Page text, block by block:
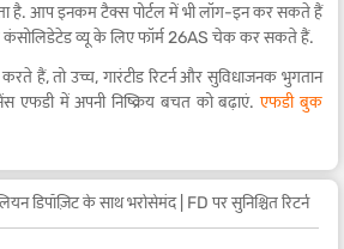
है. आप इनकम टैक्स पोर्टल में भी लॉग-इन कर सकते हैं
व्यू के लिए फॉर्म 26AS चेक कर सकते हैं.
हैं, तो उच्च, गारंटीड रिटर्न और सुविधाजनक भुगतान
एफडी में अपनी निष्क्रिय बचत को बढ़ाएं.एफडी बुक
उच्चतम क्रेडिट रेटिंग | 1.4 मिलियन डिपॉज़िट के साथ भरोसेमंद | FD पर सुनिश्चित रिटर्न